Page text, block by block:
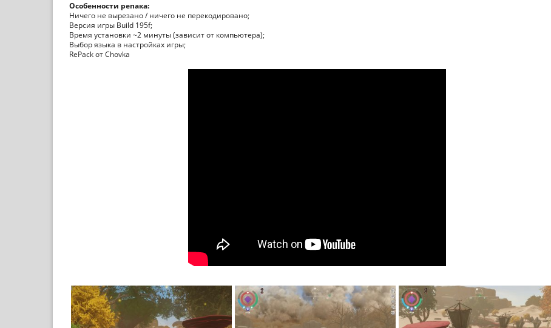
Особенности репака:
Ничего не вырезано / ничего не перекодировано;
Версия игры Build 195f;
Время установки ~2 минуты (зависит от компьютера);
Выбор языка в настройках игры;
RePack от Chovka